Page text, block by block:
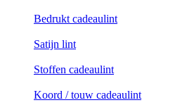
Bedrukt cadeaulint
Satijn lint
Stoffen cadeaulint
Koord / touw cadeaulint